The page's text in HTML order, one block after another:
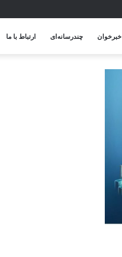
خبرخوان چندرسانه‌ای ارتباط با ما